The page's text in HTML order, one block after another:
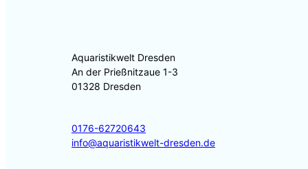
Aquaristikwelt Dresden
An der Prießnitzaue 1-3
01328 Dresden
0176-62720643
info@aquaristikwelt-dresden.de